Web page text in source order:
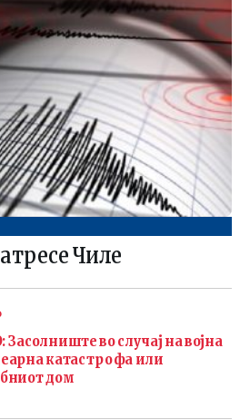
Чиле
во случај на војна
катастрофа или
дом